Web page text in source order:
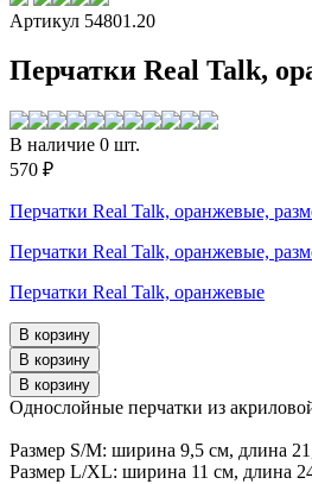
Артикул 54801.20
Перчатки Real Talk,
В наличие 0 шт.
570 ₽
Перчатки Real Talk, оранжевые,
Перчатки Real Talk, оранжевые,
Перчатки Real Talk, оранжевые
Однослойные перчатки из
Размер S/M: ширина 9,5 см, длина
Pазмер L/XL: ширина 11 см, длина